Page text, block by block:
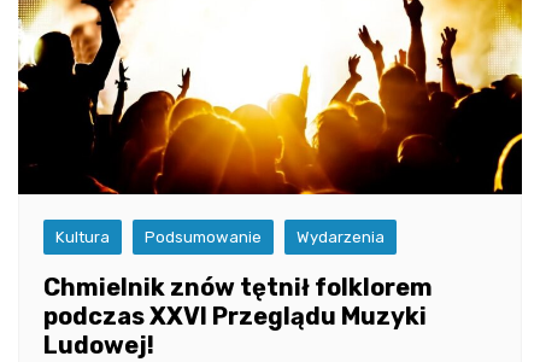
Kultura Podsumowanie Wydarzenia
Chmielnik znów tętnił folklorem
podczas XXVI Przeglądu Muzyki
Ludowej!